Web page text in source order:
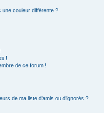
une couleur différente ?
!
de ce forum !
de ma liste d’amis ou d’ignorés ?